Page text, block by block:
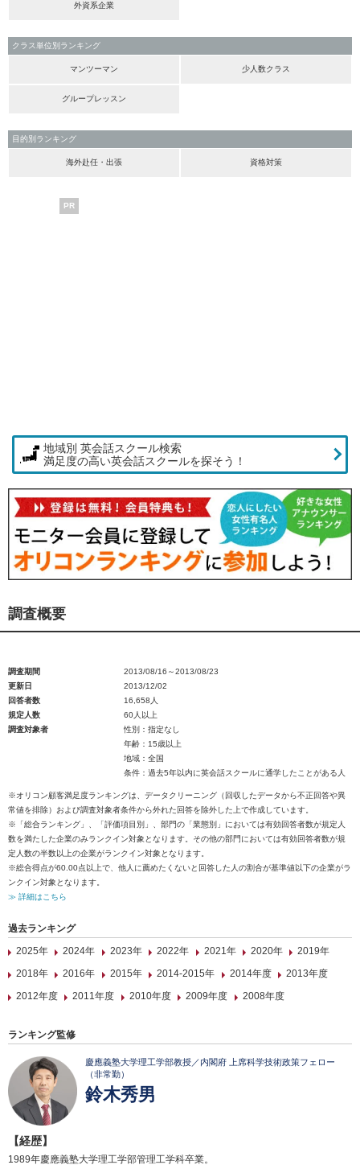
外資系企業
クラス単位別ランキング
マンツーマン 少人数クラス
グループレッスン
目的別ランキング
海外赴任・出張 資格対策
PR
地域別 英会話スクール検索
満足度の高い英会話スクールを探そう！
調査概要
調査期間
2013/08/16～2013/08/23
更新日
2013/12/02
回答者数
16,658人
規定人数
60人以上
調査対象者
性別：指定なし
年齢：15歳以上
地域：全国
条件：過去5年以内に英会話スクールに通学したことがある人
※オリコン顧客満足度ランキングは、データクリーニング（回収したデータから不正回答や異
常値を排除）および調査対象者条件から外れた回答を除外した上で作成しています。
※「総合ランキング」、「評価項目別」、部門の「業態別」においては有効回答者数が規定人
数を満たした企業のみランクイン対象となります。その他の部門においては有効回答者数が規
定人数の半数以上の企業がランクイン対象となります。
※総合得点が60.00点以上で、他人に薦めたくないと回答した人の割合が基準値以下の企業がラ
ンクイン対象となります。
≫ 詳細はこちら
過去ランキング
2025年
2024年 2023年 2022年 2021年 2020年
2019年
2018年
2016年 2015年 2014-2015年 2014年度
2013年度
2012年度
2011年度 2010年度 2009年度 2008年度
ランキング監修
慶應義塾大学理工学部教授／内閣府 上席科学技術政策フェロー
（非常勤）
鈴木秀男
【経歴】
1989年慶應義塾大学理工学部管理工学科卒業。